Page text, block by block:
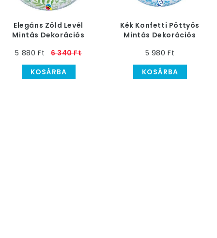
Elegáns Zöld Levél
Mintás Dekorációs
61 cm
5 880 Ft
6 340 Ft
KOSÁRBA
Kék Konfetti Pöttyös
Mintás Dekorációs
61 cm
5 980 Ft
KOSÁRBA